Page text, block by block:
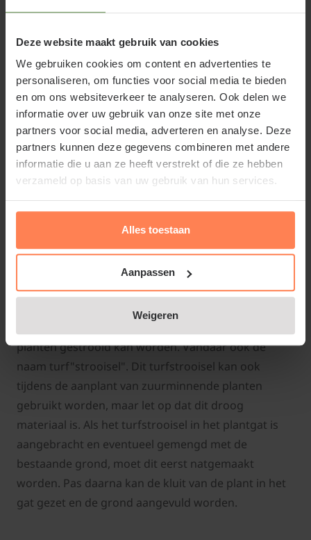
Deze website maakt gebruik van cookies
We gebruiken cookies om content en advertenties te
personaliseren, om functies voor social media te bieden
en om ons websiteverkeer te analyseren. Ook delen we
informatie over uw gebruik van onze site met onze
partners voor social media, adverteren en analyse. Deze
partners kunnen deze gegevens combineren met andere
informatie die u aan ze heeft verstrekt of die ze hebben
verzameld op basis van uw gebruik van hun services.
Alles toestaan
Aanpassen
Weigeren
tuin in het mengsel.
Daarnaast is tuinturf ook prima te gebruiken als
latere turfgift rondom de voet van de zuurminnende
plant. Deze turfgift kan elk jaar of om het jaar
worden herhaald. Hiermee behoudt de grond zijn
lagere pH-waarde.
Turfstrooisel
Turfstrooiselwordt doorgaans aangeboden in een
zogenaamde geperste baal. Dit moet eerst los
worden gewrikt voordat het goed gebruikt kan
worden. Nadat het is losgemaakt, ontstaat er een
planten gestrooid kan worden. Vandaar ook de
naam turf"strooisel". Dit turfstrooisel kan ook
tijdens de aanplant van zuurminnende planten
gebruikt worden, maar let op dat dit droog
materiaal is. Als het turfstrooisel in het plantgat is
aangebracht en eventueel gemengd met de
bestaande grond, moet dit eerst natgemaakt
worden. Pas daarna kan de kluit van de plant in het
gat gezet en de grond aangevuld worden.